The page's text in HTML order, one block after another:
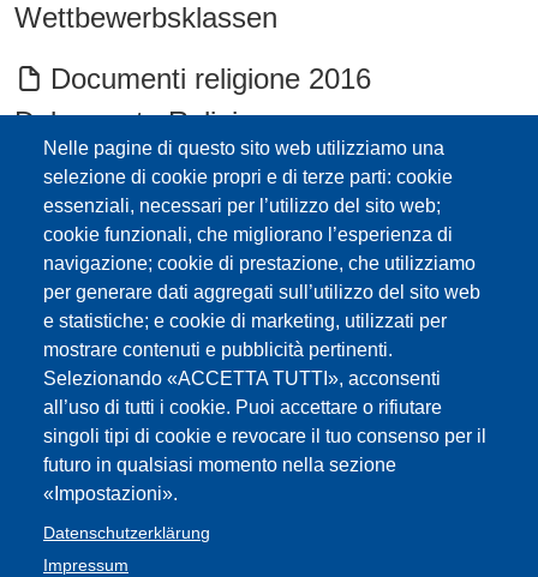
Nelle pagine di questo sito web utilizziamo una
selezione di cookie propri e di terze parti: cookie
essenziali, necessari per l’utilizzo del sito web;
cookie funzionali, che migliorano l’esperienza di
navigazione; cookie di prestazione, che utilizziamo
per generare dati aggregati sull’utilizzo del sito web
e statistiche; e cookie di marketing, utilizzati per
mostrare contenuti e pubblicità pertinenti.
Selezionando «ACCETTA TUTTI», acconsenti
all’uso di tutti i cookie. Puoi accettare o rifiutare
singoli tipi di cookie e revocare il tuo consenso per il
futuro in qualsiasi momento nella sezione
«Impostazioni».
Datenschutzerklärung
Impressum
Wettbewerbsklassen
Documenti religione 2016
Dokumente Religion
Ausschreibung
Spezialisierungslehrgang Integration-
Band corsi specializzazione sostegno
2016/17
Regolamento Classi di Concorso 31
luglio 2015
scheda FLC titoli di studio
Delibera titolo d'accesso/Beschluss